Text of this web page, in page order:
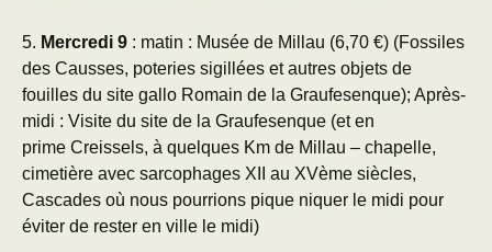
5. Mercredi 9 : matin : Musée de Millau (6,70 €) (Fossiles
des Causses, poteries sigillées et autres objets de
fouilles du site gallo Romain de la Graufesenque); Après-
midi : Visite du site de la Graufesenque (et en
prime Creissels, à quelques Km de Millau – chapelle,
cimetière avec sarcophages XII au XVème siècles,
Cascades où nous pourrions pique niquer le midi pour
éviter de rester en ville le midi)